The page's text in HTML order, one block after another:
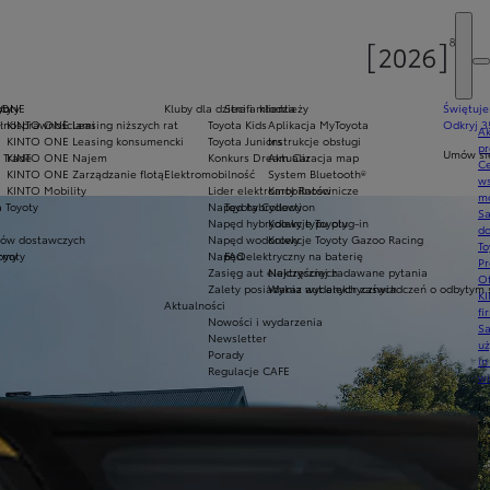
Odkryj
Umów
KINTO ONE Leasing niższych rat
KINTO ONE Leasing konsumencki
KINTO ONE Najem
KINTO ONE Zarządzanie flotą
KINTO Mobility
dostawczych
Strefa klienta
Aplikacja MyToyota
Instrukcje obsługi
Aktualizacja map
System Bluetooth®
Karty Ratownicze
Toyota Collection
Kolekcje Toyoty
Kolekcje Toyoty Gazoo Racing
FAQ
Najczęściej zadawane pytania
Wykaz wydanych zaświadczeń o odbytym
Kluby dla dzieci i młodzieży
Toyota Kids
Toyota Juniors
Konkurs Dream Car
Elektromobilność
Lider elektromobilności
Napęd hybrydowy
Napęd hybrydowy typu plug-in
Napęd wodorowy
Napęd elektryczny na baterię
Zasięg aut elektrycznych
Zalety posiadania aut elektrycznych
Aktualności
Nowości i wydarzenia
Newsletter
Porady
Regulacje CAFE